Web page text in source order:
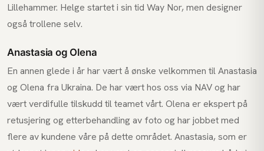
Lillehammer. Helge startet i sin tid Way Nor, men designer
også trollene selv.
Anastasia og Olena
En annen glede i år har vært å ønske velkommen til Anastasia
og Olena fra Ukraina. De har vært hos oss via NAV og har
vært verdifulle tilskudd til teamet vårt. Olena er ekspert på
retusjering og etterbehandling av foto og har jobbet med
flere av kundene våre på dette området. Anastasia, som er